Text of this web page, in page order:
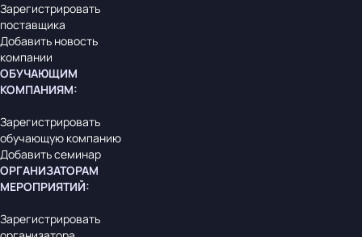
Зарегистрировать
поставщика
Добавить новость
компании
ОБУЧАЮЩИМ
КОМПАНИЯМ:
Зарегистрировать
обучающую компанию
Добавить семинар
ОРГАНИЗАТОРАМ
МЕРОПРИЯТИЙ:
Зарегистрировать